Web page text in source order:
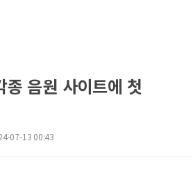
음원 사이트에 첫
07-13 00:43